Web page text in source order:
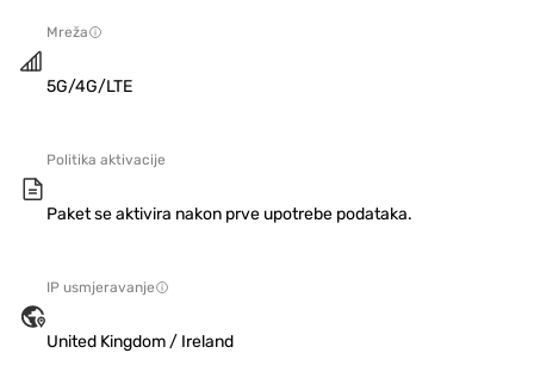
Mreža
5G/4G/LTE
Politika aktivacije
Paket se aktivira nakon prve upotrebe podataka.
IP usmjeravanje
United Kingdom / Ireland